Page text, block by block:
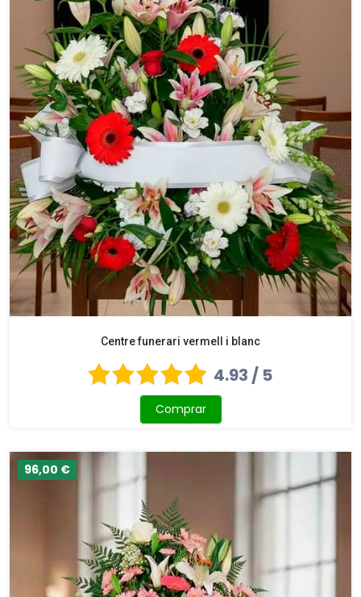
Centre funerari vermell i blanc
4.93 / 5
Comprar
96,00 €